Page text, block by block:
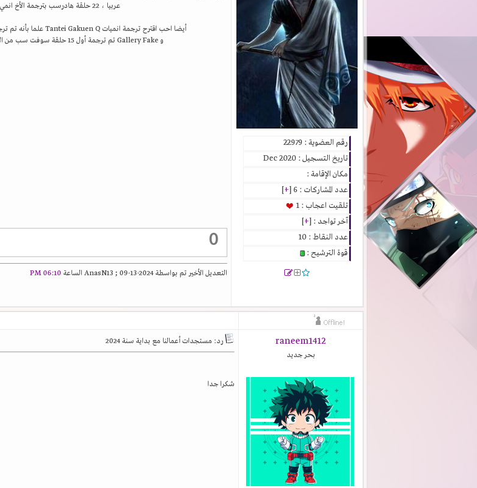
رقم العضوية : 22979
تاريخ التسجيل : Dec 2020
مكان الإقامة :
عدد المشاركات : 6 [
+
]
تلقيت اعجاب : 1
آخر تواجد : [+
]
عدد النقاط : 10
قوة الترشيح :
عربيا ، 22 حلقة هادرسب بترجمة الأخ انمي سنايبر و 4 حلقات سوفت سب بترجمتي
أيضا احب اقترح ترجمة انميات Tantei Gakuen Q علما بأنه تم ترجمة أول 12 حلقة سوفت سب من الأخ
و Gallery Fake تم ترجمة أول 15 حلقة سوفت سب من الأخ
0
التعديل الأخير تم بواسطة AnasN13 ; 09-13-2024 الساعة 06:10 PM
raneem1412
بحر جديد
رد: مستجدات أعمالنا مع بداية سنة 2024
شكرا جدا